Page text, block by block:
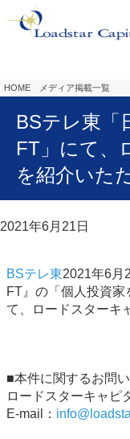
HOME メディア掲載一覧
BSテレ東「
FT」にて、
を紹介いた
2021年6月21日
BSテレ東2021年6月
FT』の「個人投資
て、ロードスターキ
■本件に関するお問
ロードスターキャピ
E-mail：